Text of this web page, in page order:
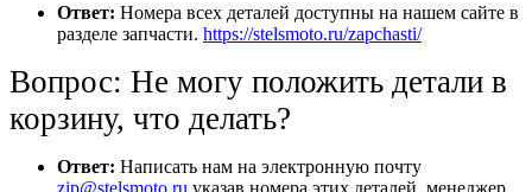
Ответ: Номера всех деталей доступны на нашем сайте в
разделе запчасти. https://stelsmoto.ru/zapchasti/
Вопрос: Не могу положить детали в
корзину, что делать?
Ответ: Написать нам на электронную почту
zip@stelsmoto.ru указав номера этих деталей, менеджер